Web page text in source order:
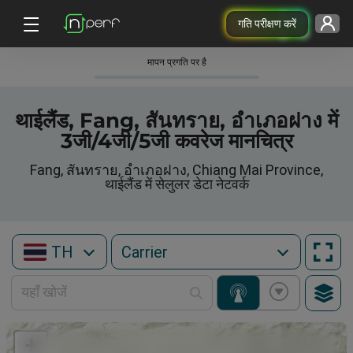
गति परीक्षण करें
मापन प्रगति पर है
थाईलैंड, Fang, สันทราย, อำเภอฝาง में
3जी/4जी/5जी कवरेज मानचित्र
Fang, สันทราย, อำเภอฝาง, Chiang Mai Province,
थाईलैंड में सेलुलर डेटा नेटवर्क
TH